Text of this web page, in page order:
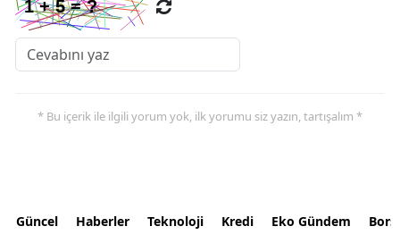
* Bu içerik ile ilgili yorum yok, ilk yorumu siz yazın, tartışalım *
Güncel Haberler Teknoloji Kredi Eko Gündem